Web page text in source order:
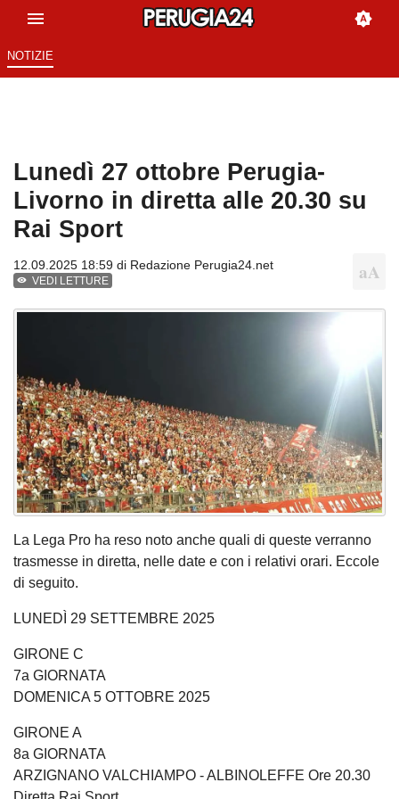
NOTIZIE
Lunedì 27 ottobre Perugia-
Livorno in diretta alle 20.30 su
Rai Sport
12.09.2025 18:59 di Redazione Perugia24.net
VEDI LETTURE
La Lega Pro ha reso noto anche quali di queste verranno
trasmesse in diretta, nelle date e con i relativi orari. Eccole
di seguito.
LUNEDÌ 29 SETTEMBRE 2025
GIRONE C
7a GIORNATA
DOMENICA 5 OTTOBRE 2025
GIRONE A
8a GIORNATA
ARZIGNANO VALCHIAMPO - ALBINOLEFFE Ore 20.30